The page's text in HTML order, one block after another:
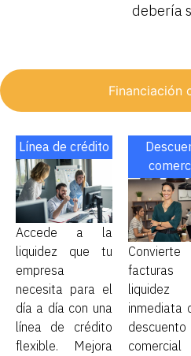
debería
Financiación
Línea de crédito
Accede a la
liquidez que tu
empresa
necesita para el
día a día con una
línea de crédito
flexible. Mejora
liquidez
inmediata
descuento
comercial